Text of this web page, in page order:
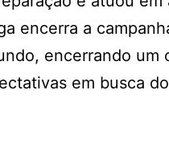
encerra a
encerrando
em busca